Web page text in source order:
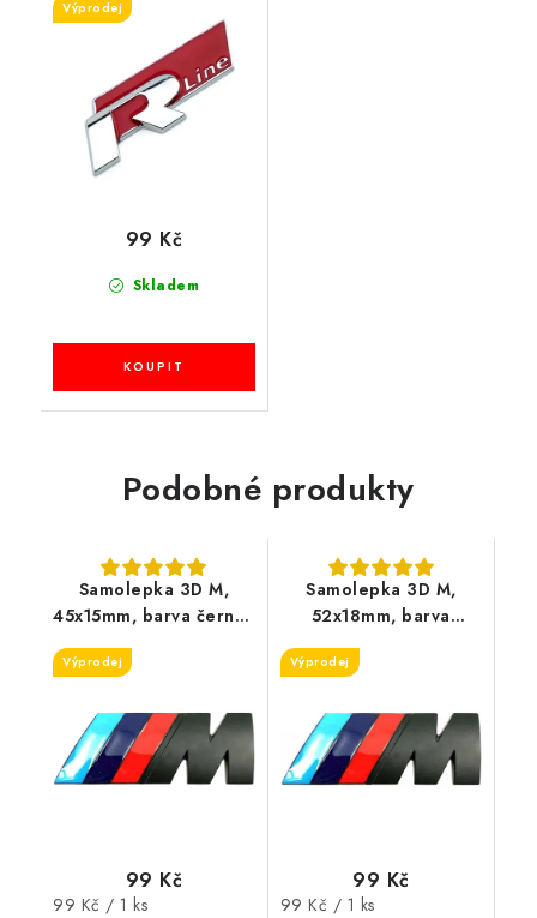
Výprodej
Skladem
99 Kč
Podobné produkty
Samolepka 3D M,
45x15mm, barva černá/
velikost M
Výprodej
99 Kč
Měrná
99 Kč / 1 ks
Samolepka 3D M,
52x18mm, barva
velikost L
Výprodej
99 Kč
Měrná
99 Kč / 1 ks